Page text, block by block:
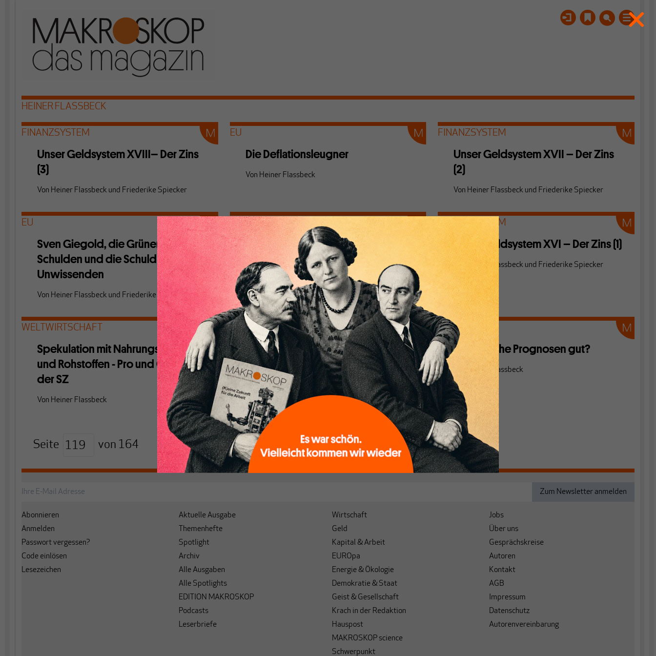
HEINER FLASSBECK
FINANZSYSTEM
Unser Geldsystem XVIII– Der Zins
(3)
Von Heiner Flassbeck und Friederike Spiecker
EU
Die Deflationsleugner
Von Heiner Flassbeck
FINANZSYSTEM
Unser Geldsystem XVII – Der Zins
(2)
Von Heiner Flassbeck und Friederike Spiecker
EU
Sven Giegold, die Grünen, die
Schulden und die Schuld der
Unwissenden
Von Heiner Flassbeck und Friederike Spiecker
KONJUNKTUR
Knapp neben der Wahrheit ist
schon die Lüge
VonHeiner Flassbeck
FINANZSYSTEM
Unser Geldsystem XVI – Der Zins (1)
VonHeiner Flassbeck und Friederike Spiecker
WELTWIRTSCHAFT
Spekulation mit Nahrungsmitteln
und Rohstoffen - Pro und Contra in
der SZ
Von Heiner Flassbeck
EU
Europa nach der historischen Wahl:
Das Verfahren ist alles, der Inhalt der
Politik ist nichts
VonHeiner Flassbeck Friederike Spiecker
KONJUNKTUR
Sind falsche Prognosen gut?
VonHeiner Flassbeck
Seite von 164 < >
Abonnieren
Anmelden
Passwort vergessen?
Code einlösen
Lesezeichen
Aktuelle Ausgabe
Themenhefte
Spotlight
Archiv
Alle Ausgaben
Alle Spotlights
EDITION MAKROSKOP
Podcasts
Leserbriefe
Wirtschaft
Geld
Kapital & Arbeit
EUROpa
Energie & Ökologie
Demokratie & Staat
Geist & Gesellschaft
Krach in der Redaktion
Hauspost
MAKROSKOP science
Schwerpunkt
Jobs
Über uns
Gesprächskreise
Autoren
Kontakt
AGB
Impressum
Datenschutz
Autorenvereinbarung